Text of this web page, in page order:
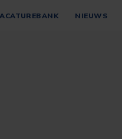
NIEUWS